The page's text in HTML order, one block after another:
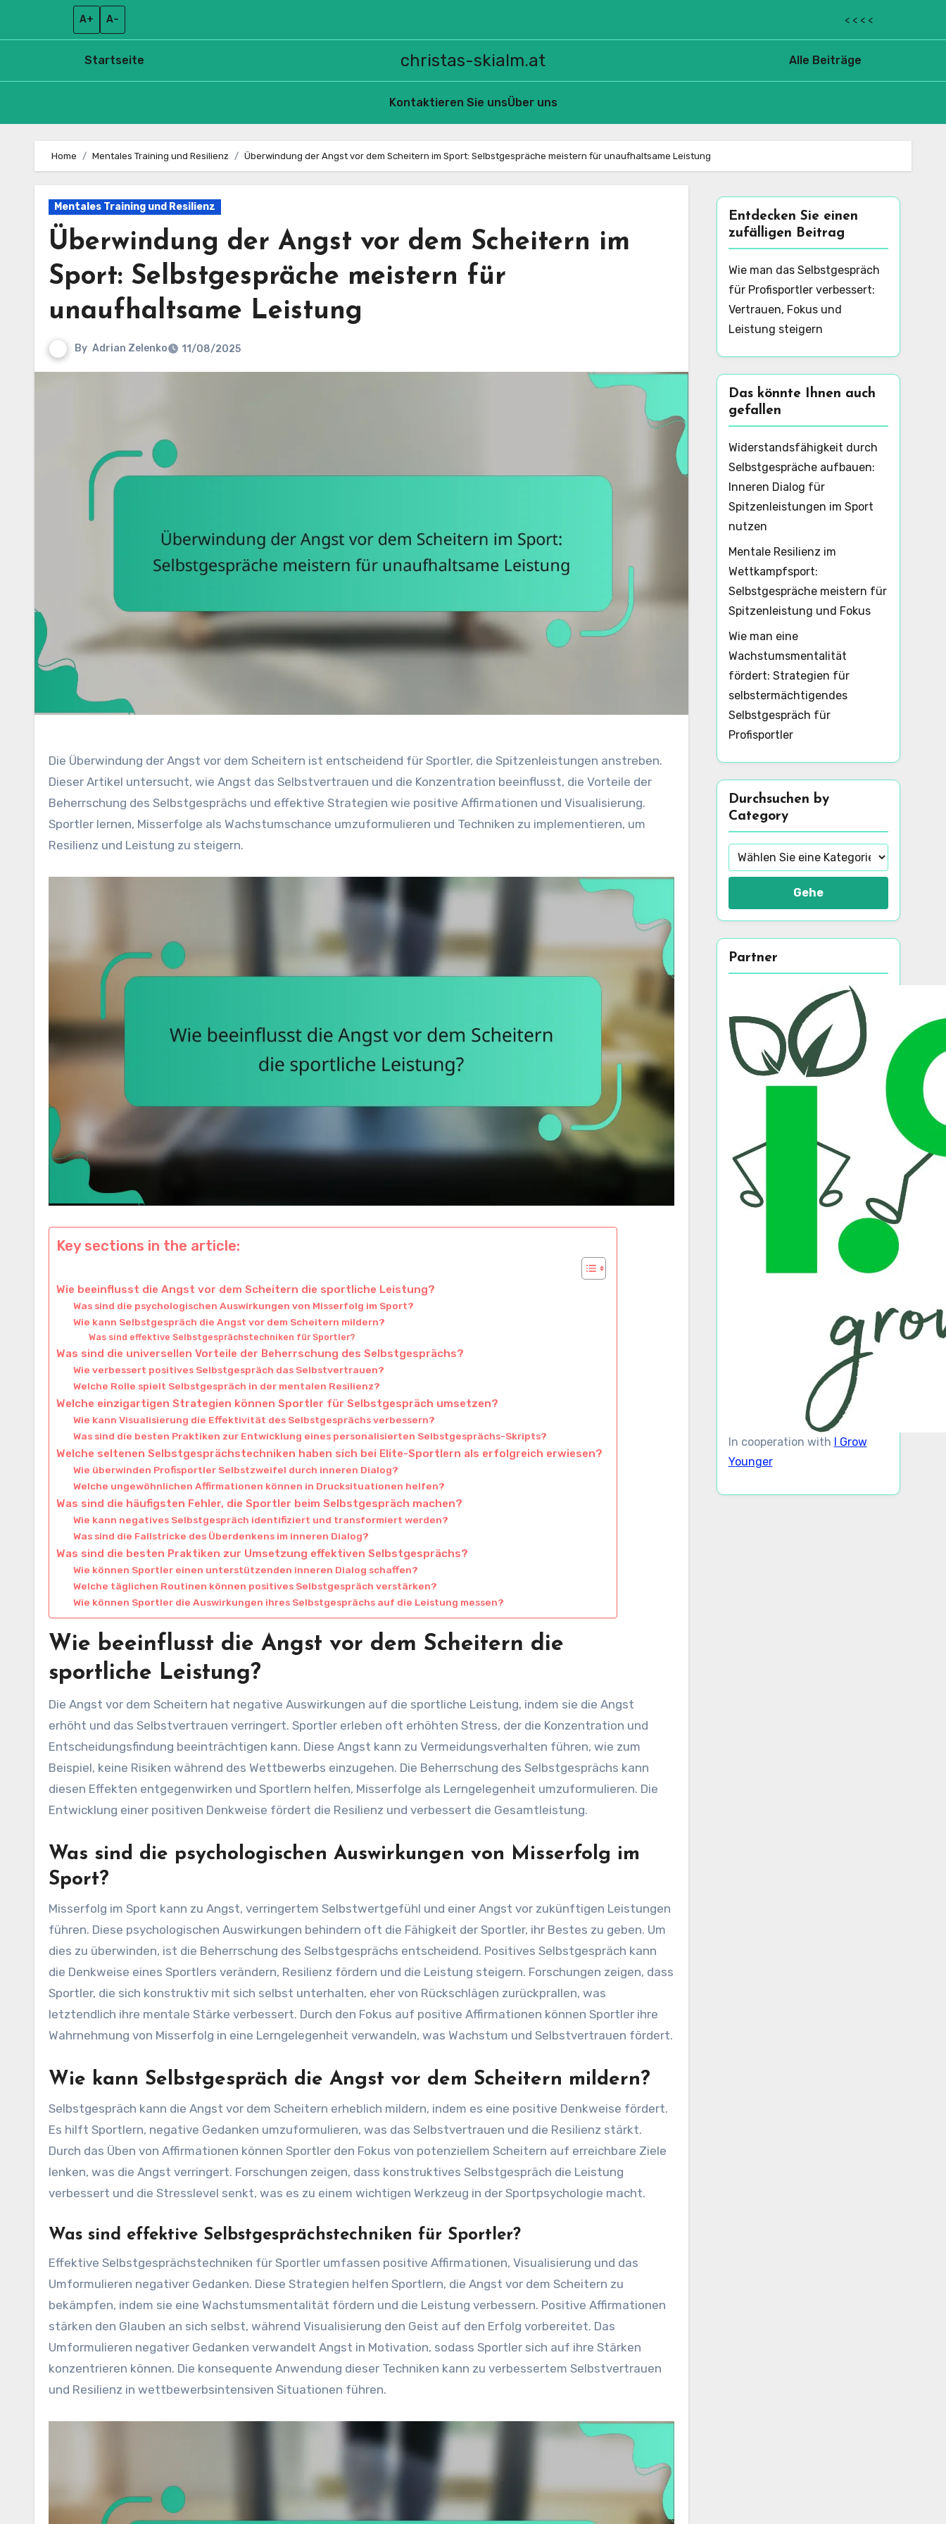
A+ A– < < < <
Startseite christas-skialm.at Alle Beiträge
Kontaktieren Sie unsÜber uns
content
Home Mentales Training und Resilienz Überwindung der Angst vor dem Scheitern im Sport: Selbstgespräche meistern für unaufhaltsame Leistung
Mentales Training und Resilienz
Überwindung der Angst vor dem Scheitern im
Sport: Selbstgespräche meistern für
unaufhaltsame Leistung
By Adrian Zelenko 11/08/2025
Die Überwindung der Angst vor dem Scheitern ist entscheidend für Sportler, die Spitzenleistungen anstreben.
Dieser Artikel untersucht, wie Angst das Selbstvertrauen und die Konzentration beeinflusst, die Vorteile der
Beherrschung des Selbstgesprächs und effektive Strategien wie positive Affirmationen und Visualisierung.
Sportler lernen, Misserfolge als Wachstumschance umzuformulieren und Techniken zu implementieren, um
Resilienz und Leistung zu steigern.
Key sections in the article:
Wie beeinflusst die Angst vor dem Scheitern die sportliche Leistung?
Was sind die psychologischen Auswirkungen von Misserfolg im Sport?
Wie kann Selbstgespräch die Angst vor dem Scheitern mildern?
Was sind effektive Selbstgesprächstechniken für Sportler?
Was sind die universellen Vorteile der Beherrschung des Selbstgesprächs?
Wie verbessert positives Selbstgespräch das Selbstvertrauen?
Welche Rolle spielt Selbstgespräch in der mentalen Resilienz?
Welche einzigartigen Strategien können Sportler für Selbstgespräch umsetzen?
Wie kann Visualisierung die Effektivität des Selbstgesprächs verbessern?
Was sind die besten Praktiken zur Entwicklung eines personalisierten Selbstgesprächs-Skripts?
Welche seltenen Selbstgesprächstechniken haben sich bei Elite-Sportlern als erfolgreich erwiesen?
Wie überwinden Profisportler Selbstzweifel durch inneren Dialog?
Welche ungewöhnlichen Affirmationen können in Drucksituationen helfen?
Was sind die häufigsten Fehler, die Sportler beim Selbstgespräch machen?
Wie kann negatives Selbstgespräch identifiziert und transformiert werden?
Was sind die Fallstricke des Überdenkens im inneren Dialog?
Was sind die besten Praktiken zur Umsetzung effektiven Selbstgesprächs?
Wie können Sportler einen unterstützenden inneren Dialog schaffen?
Welche täglichen Routinen können positives Selbstgespräch verstärken?
Wie können Sportler die Auswirkungen ihres Selbstgesprächs auf die Leistung messen?
Wie beeinflusst die Angst vor dem Scheitern die
sportliche Leistung?
Die Angst vor dem Scheitern hat negative Auswirkungen auf die sportliche Leistung, indem sie die Angst
erhöht und das Selbstvertrauen verringert. Sportler erleben oft erhöhten Stress, der die Konzentration und
Entscheidungsfindung beeinträchtigen kann. Diese Angst kann zu Vermeidungsverhalten führen, wie zum
Beispiel, keine Risiken während des Wettbewerbs einzugehen. Die Beherrschung des Selbstgesprächs kann
diesen Effekten entgegenwirken und Sportlern helfen, Misserfolge als Lerngelegenheit umzuformulieren. Die
Entwicklung einer positiven Denkweise fördert die Resilienz und verbessert die Gesamtleistung.
Was sind die psychologischen Auswirkungen von Misserfolg im
Sport?
Misserfolg im Sport kann zu Angst, verringertem Selbstwertgefühl und einer Angst vor zukünftigen Leistungen
führen. Diese psychologischen Auswirkungen behindern oft die Fähigkeit der Sportler, ihr Bestes zu geben. Um
dies zu überwinden, ist die Beherrschung des Selbstgesprächs entscheidend. Positives Selbstgespräch kann
die Denkweise eines Sportlers verändern, Resilienz fördern und die Leistung steigern. Forschungen zeigen, dass
Sportler, die sich konstruktiv mit sich selbst unterhalten, eher von Rückschlägen zurückprallen, was
letztendlich ihre mentale Stärke verbessert. Durch den Fokus auf positive Affirmationen können Sportler ihre
Wahrnehmung von Misserfolg in eine Lerngelegenheit verwandeln, was Wachstum und Selbstvertrauen fördert.
Wie kann Selbstgespräch die Angst vor dem Scheitern mildern?
Selbstgespräch kann die Angst vor dem Scheitern erheblich mildern, indem es eine positive Denkweise fördert.
Es hilft Sportlern, negative Gedanken umzuformulieren, was das Selbstvertrauen und die Resilienz stärkt.
Durch das Üben von Affirmationen können Sportler den Fokus von potenziellem Scheitern auf erreichbare Ziele
lenken, was die Angst verringert. Forschungen zeigen, dass konstruktives Selbstgespräch die Leistung
verbessert und die Stresslevel senkt, was es zu einem wichtigen Werkzeug in der Sportpsychologie macht.
Was sind effektive Selbstgesprächstechniken für Sportler?
Effektive Selbstgesprächstechniken für Sportler umfassen positive Affirmationen, Visualisierung und das
Umformulieren negativer Gedanken. Diese Strategien helfen Sportlern, die Angst vor dem Scheitern zu
bekämpfen, indem sie eine Wachstumsmentalität fördern und die Leistung verbessern. Positive Affirmationen
stärken den Glauben an sich selbst, während Visualisierung den Geist auf den Erfolg vorbereitet. Das
Umformulieren negativer Gedanken verwandelt Angst in Motivation, sodass Sportler sich auf ihre Stärken
konzentrieren können. Die konsequente Anwendung dieser Techniken kann zu verbessertem Selbstvertrauen
und Resilienz in wettbewerbsintensiven Situationen führen.
Entdecken Sie einen
zufälligen Beitrag
Wie man das Selbstgespräch
für Profisportler verbessert:
Vertrauen, Fokus und
Leistung steigern
Das könnte Ihnen auch
gefallen
Widerstandsfähigkeit durch
Selbstgespräche aufbauen:
Inneren Dialog für
Spitzenleistungen im Sport
nutzen
Mentale Resilienz im
Wettkampfsport:
Selbstgespräche meistern für
Spitzenleistung und Fokus
Wie man eine
Wachstumsmentalität
fördert: Strategien für
selbstermächtigendes
Selbstgespräch für
Profisportler
Durchsuchen by
Category
Gehe
Partner
In cooperation with I Grow
Younger